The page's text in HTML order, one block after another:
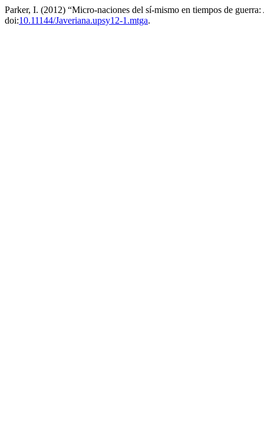
Parker, I. (2012) “Micro-naciones del sí-mismo en tiempos de
doi:10.11144/Javeriana.upsy12-1.mtga.